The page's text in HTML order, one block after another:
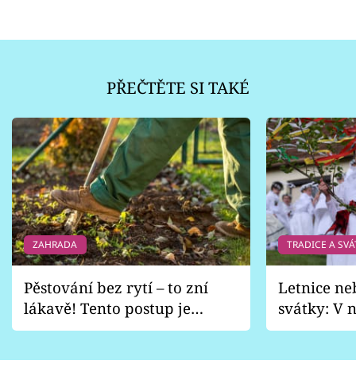
PŘEČTĚTE SI TAKÉ
ZAHRADA
Pěstování bez rytí – to zní
lákavě! Tento postup je
vhodný jen pro některé
TRADICE A
Letnice
svátky: V
pondělí